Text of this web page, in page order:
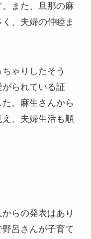
また、旦那の麻
、夫婦の仲睦ま
ゃりしたそう
られている証
。麻生さんから
、夫婦生活も順
らの発表はあり
呂さんが子育て